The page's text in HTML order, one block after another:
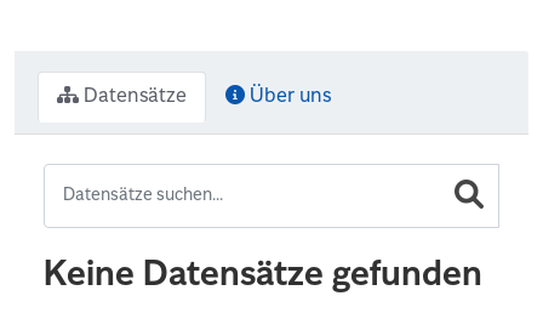
Datensätze Über uns
Keine Datensätze gefunden